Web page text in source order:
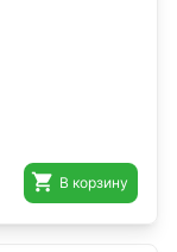
 В корзину